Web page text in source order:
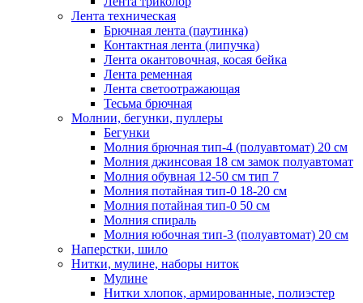
Лента техническая
Брючная лента (паутинка)
Контактная лента (липучка)
Лента окантовочная, косая бейка
Лента ременная
Лента светоотражающая
Тесьма брючная
Молнии, бегунки, пуллеры
Бегунки
Молния брючная тип-4 (полуавтомат) 20 см
Молния джинсовая 18 см замок полуавтомат
Молния обувная 12-50 см тип 7
Молния потайная тип-0 18-20 см
Молния потайная тип-0 50 см
Молния спираль
Молния юбочная тип-3 (полуавтомат) 20 см
Наперстки, шило
Нитки, мулине, наборы ниток
Мулине
Нитки хлопок, армированные, полиэстер